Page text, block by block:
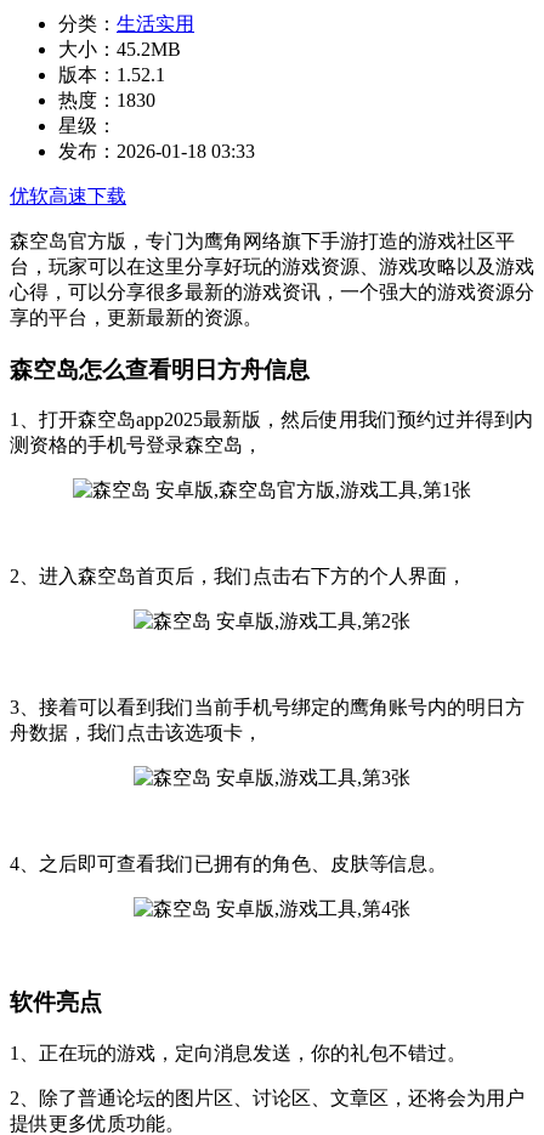
分类： 生活实用
大小： 45.2MB
版本： 1.52.1
热度： 1830
星级：
发布： 2026-01-18 03:33
优软高速下载
森空岛官方版，专门为鹰角网络旗下手游打造的游戏社区平
台，玩家可以在这里分享好玩的游戏资源、游戏攻略以及游戏
心得，可以分享很多最新的游戏资讯，一个强大的游戏资源分
享的平台，更新最新的资源。
森空岛怎么查看明日方舟信息
1、打开森空岛app2025最新版，然后使用我们预约过并得到内
测资格的手机号登录森空岛，
2、进入森空岛首页后，我们点击右下方的个人界面，
3、接着可以看到我们当前手机号绑定的鹰角账号内的明日方
舟数据，我们点击该选项卡，
4、之后即可查看我们已拥有的角色、皮肤等信息。
软件亮点
1、正在玩的游戏，定向消息发送，你的礼包不错过。
2、除了普通论坛的图片区、讨论区、文章区，还将会为用户
提供更多优质功能。